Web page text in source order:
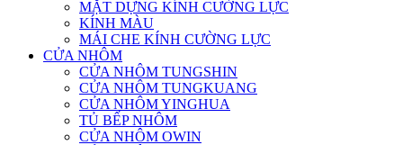
MẶT DỰNG KÍNH CƯỜNG LỰC
KÍNH MÀU
MÁI CHE KÍNH CƯỜNG LỰC
CỬA NHÔM
CỬA NHÔM TUNGSHIN
CỬA NHÔM TUNGKUANG
CỬA NHÔM YINGHUA
TỦ BẾP NHÔM
CỬA NHÔM OWIN